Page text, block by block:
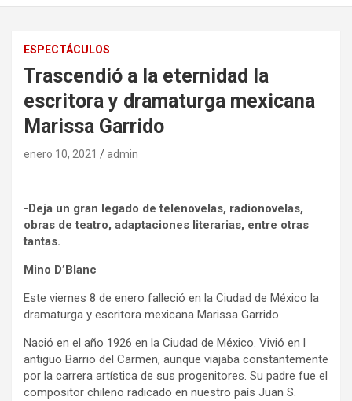
ESPECTÁCULOS
Trascendió a la eternidad la
escritora y dramaturga mexicana
Marissa Garrido
enero 10, 2021 admin
-Deja un gran legado de telenovelas, radionovelas,
obras de teatro, adaptaciones literarias, entre otras
tantas.
Mino D’Blanc
Este viernes 8 de enero falleció en la Ciudad de México la
dramaturga y escritora mexicana Marissa Garrido.
Nació en el año 1926 en la Ciudad de México. Vivió en l
antiguo Barrio del Carmen, aunque viajaba constantemente
por la carrera artística de sus progenitores. Su padre fue el
compositor chileno radicado en nuestro país Juan S.